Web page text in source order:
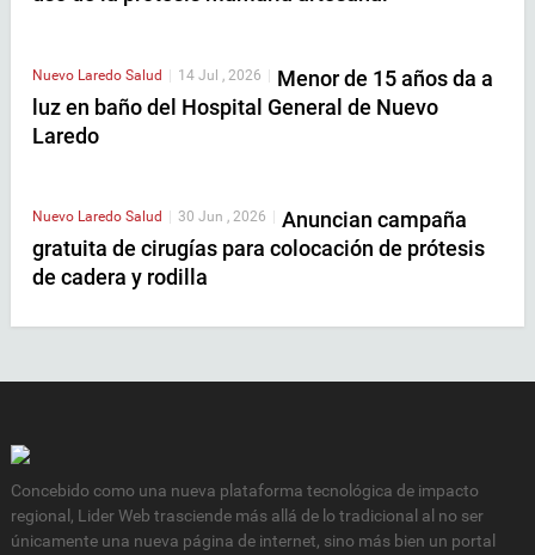
Nuevo Laredo Salud | 14 Jul , 2026 | Menor de 15 años da a
luz en baño del Hospital General de Nuevo
Laredo
Nuevo Laredo Salud 30 Jun , 2026
Anuncian campaña
gratuita de cirugías para colocación de prótesis
de cadera y rodilla
Concebido como una nueva plataforma tecnológica de impacto
regional, Lider Web trasciende más allá de lo tradicional al no ser
únicamente una nueva página de internet, sino más bien un portal